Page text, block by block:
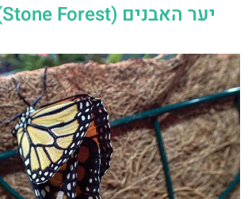
יער האבנים (Stone Forest) ליד ורנה